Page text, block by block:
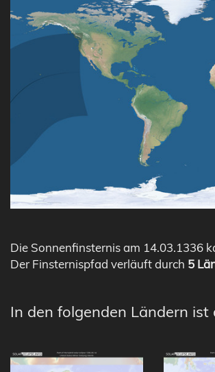
Die Sonnenfinsternis am 14.03.1336
Der Finsternispfad verläuft durch 5
In den folgenden Ländern